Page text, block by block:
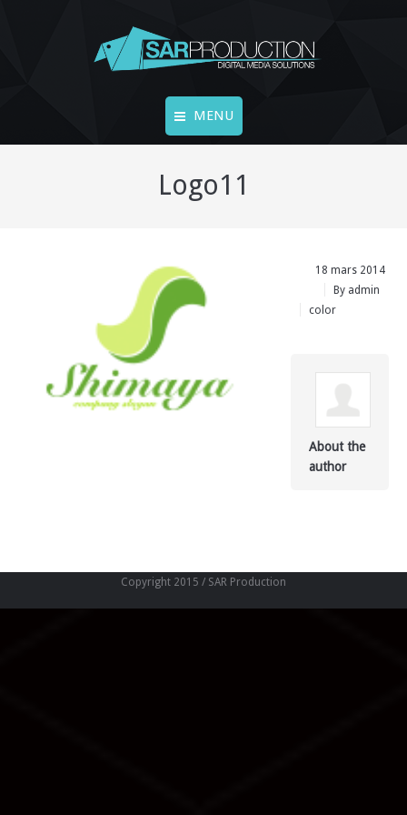
MENU
Vidéo 360°
Photos
Contact
Logo11
18 mars 2014
By admin
color
About the
author
Copyright 2015 / SAR Production